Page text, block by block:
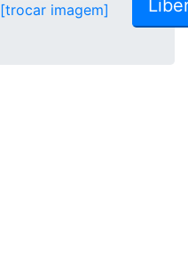
[trocar imagem]